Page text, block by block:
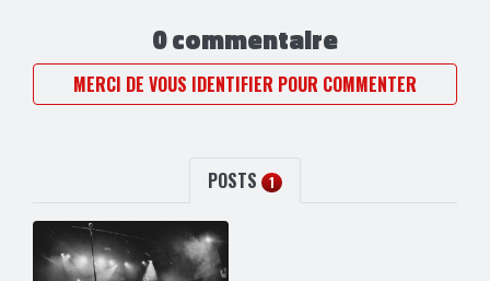
0 commentaire
MERCI DE VOUS IDENTIFIER POUR COMMENTER
POSTS 1